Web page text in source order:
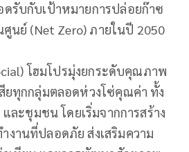
รับกับเป้าหมายการปล่อยก๊าซ
ศูนย์ (Net Zero) ภายในปี 2050
โฮมโปรมุ่งยกระดับคุณภาพ
ยทุกกลุ่มตลอดห่วงโซ่คุณค่า ทั้ง
ละชุมชน โดยเริ่มจากการสร้าง
งานที่ปลอดภัย ส่งเสริมความ